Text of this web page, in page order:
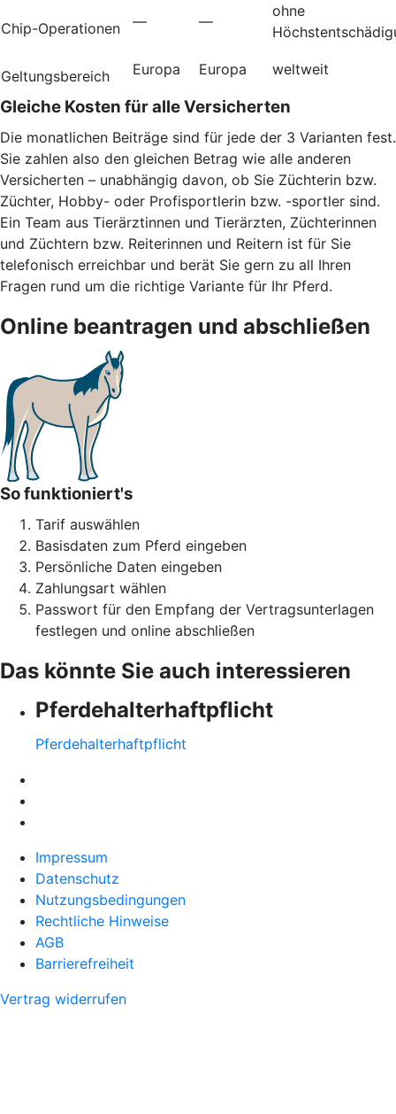
Chip-Operationen — —
ohne
Geltungsbereich Europa Europa weltweit
Gleiche Kosten für alle Versicherten
Die monatlichen Beiträge sind für jede der 3 Varianten fest.
Sie zahlen also den gleichen Betrag wie alle anderen
Versicherten – unabhängig davon, ob Sie Züchterin bzw.
Züchter, Hobby- oder Profisportlerin bzw. -sportler sind.
Ein Team aus Tierärztinnen und Tierärzten, Züchterinnen
und Züchtern bzw. Reiterinnen und Reitern ist für Sie
telefonisch erreichbar und berät Sie gern zu all Ihren
Fragen rund um die richtige Variante für Ihr Pferd.
Online beantragen und abschließen
So funktioniert's
Tarif auswählen
Basisdaten zum Pferd eingeben
Persönliche Daten eingeben
Zahlungsart wählen
Passwort für den Empfang der Vertragsunterlagen
festlegen und online abschließen
Das könnte Sie auch interessieren
Pferdehalter­haftpflicht
Pferdehalter­haftpflicht
Impressum
Datenschutz
Nutzungsbedingungen
Rechtliche Hinweise
AGB
Barrierefreiheit
Vertrag widerrufen